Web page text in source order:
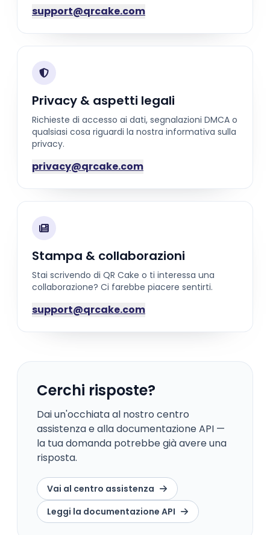
support@qrcake.com
Privacy & aspetti legali
Richieste di accesso ai dati, segnalazioni DMCA o
qualsiasi cosa riguardi la nostra informativa sulla
privacy.
privacy@qrcake.com
Stampa & collaborazioni
Stai scrivendo di QR Cake o ti interessa una
collaborazione? Ci farebbe piacere sentirti.
support@qrcake.com
Cerchi risposte?
Dai un'occhiata al nostro centro
assistenza e alla documentazione API —
la tua domanda potrebbe già avere una
risposta.
Vai al centro assistenza
Leggi la documentazione API